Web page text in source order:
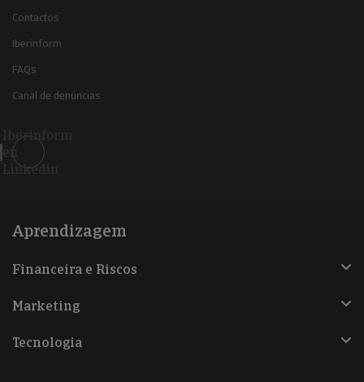
Contactos
Iberinform
FAQs
Canal de denúncias
Iberinform
en
Linkedin
Aprendizagem
Financeira e Riscos
Marketing
Tecnologia